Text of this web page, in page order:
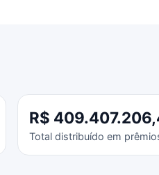
R$
Total distribuído em